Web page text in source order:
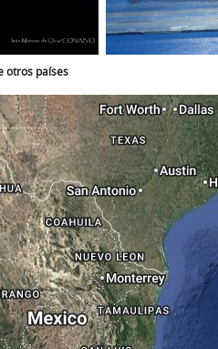
otros países